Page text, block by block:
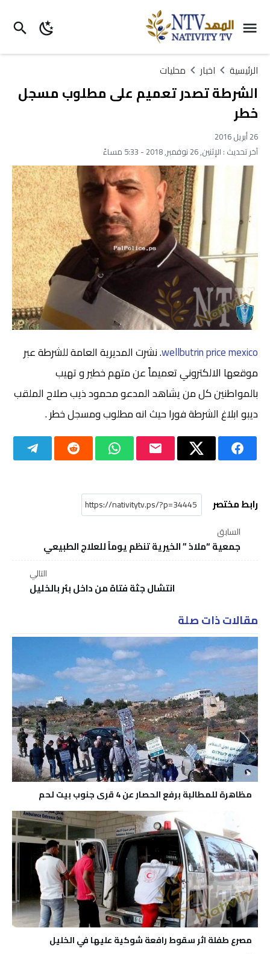
الرئيسية اخبار محليات
الشرطة تصدر تعميم على مطلوب مسجل
خطر
26 أبريل 2016
آخر تحديث : الإثنين, 26 نوفمبر, 2018 - 5:33 مساءً
wellbutrin price mexico. نشرت المديرية العامة للشرطة عبر
موقعها الالكتروني تعميماً عن متهم خطير و تهيب
بالمواطنين كل من يشاهد المدعو محمود ذيب صلاح الملقب
ديبو ابلاغ الشرطة فورا حيث انه مطلوب ومسجل خطر .
رابط مختصر
السابق
جمعية “ملاذ ” الخيرية تنظم يوماً للعلاج الطبيعي
التالي
انتشال جثة فتاة من داخل بئر بالخليل
مقالات ذات صلة
مظاهرة للمطالبة برفع الحصار عن 4 قرى جنوب بيت لحم
مصرع طفلة اثر سقوط رافعة شوكية عليها في الخليل